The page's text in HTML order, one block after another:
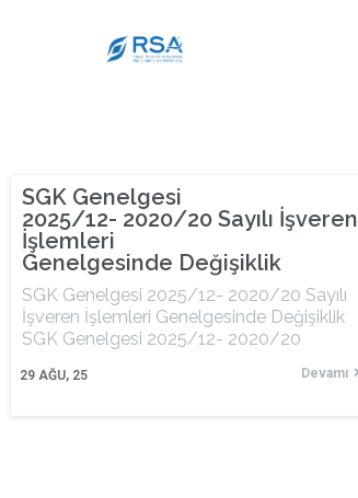
SGK Genelgesi
2025/12- 2020/20 Sayılı İşveren
İşlemleri
Genelgesinde Değişiklik
29 AĞU, 25
SGK Genelgesi 2025/12- 2020/20 Sayılı
İşveren İşlemleri Genelgesinde Değişiklik
SGK Genelgesi 2025/12- 2020/20
Devamı